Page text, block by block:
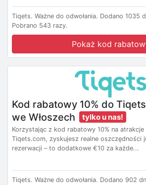
Tiqets. Ważne do odwołania. Dodano 1035
Pobrano 543 razy.
Pokaż kod
Kod rabatowy 10% do
we Włoszech
tylko u nas!
Korzystając z kod rabatowy 10% na atrakcje
Tiqets.com, zyskujesz realne oszczędności
rezerwacji – to dodatkowe €10 za każde...
Tiqets. Ważne do odwołania. Dodano 902